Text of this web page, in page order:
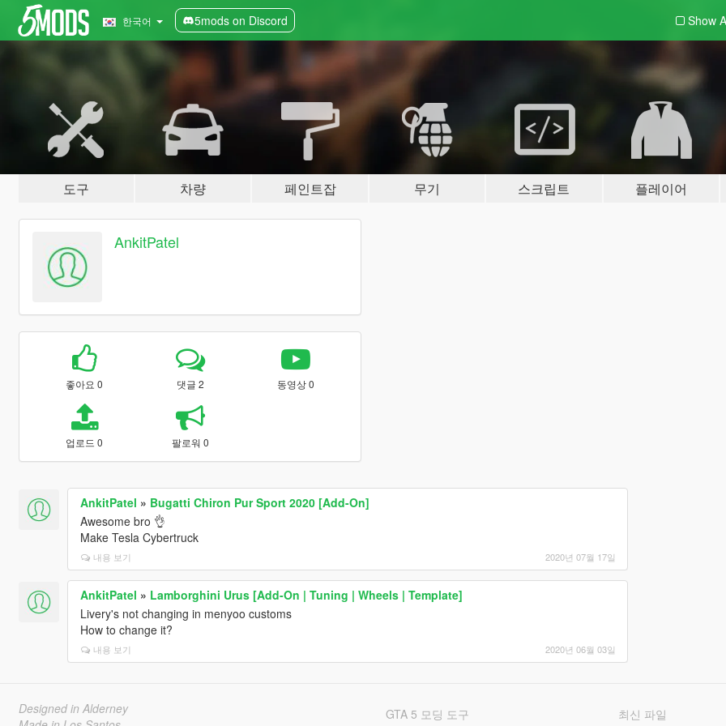
한국어 5mods on Discord Show
도구 차량 페인트잡 무기 스크립트 플레이어
AnkitPatel
좋아요 0 댓글 2 동영상 0
업로드 0 팔로워 0
AnkitPatel » Bugatti Chiron Pur Sport 2020 [Add-On]
Awesome bro 👌
Make Tesla Cybertruck
내용 보기 2020년 07월 17일
AnkitPatel » Lamborghini Urus [Add-On | Tuning | Wheels | Template]
Livery's not changing in menyoo customs
How to change it?
내용 보기 2020년 06월 03일
Designed in Alderney
GTA 5 모딩 도구 최신 파일